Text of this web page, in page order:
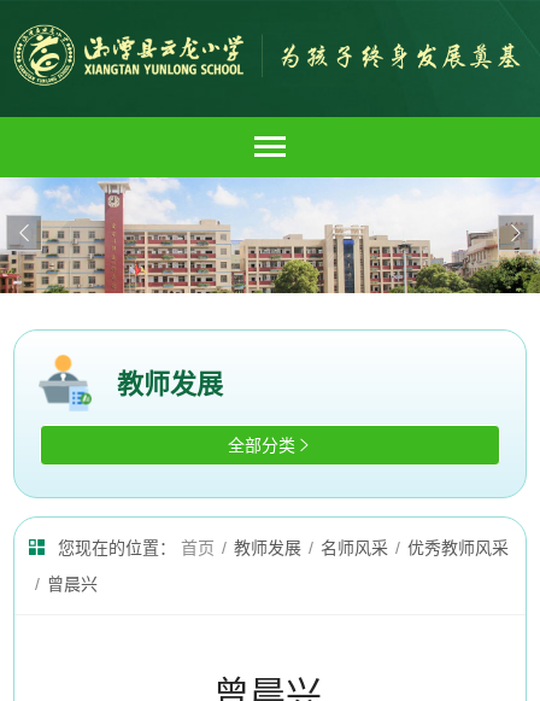
 
教师发展
全部分类 
您现在的位置： 首页 / 教师发展 / 名师风采 / 优秀教师风采
/ 曾晨兴